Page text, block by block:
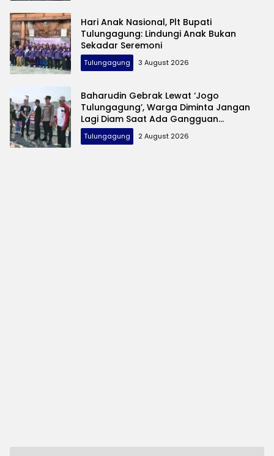
Hari Anak Nasional, Plt Bupati
Tulungagung: Lindungi Anak Bukan
Sekadar Seremoni
Tulungagung 3 August 2026
Baharudin Gebrak Lewat ‘Jogo
Tulungagung’, Warga Diminta Jangan
Lagi Diam Saat Ada Gangguan
Keamanan
Tulungagung 2 August 2026